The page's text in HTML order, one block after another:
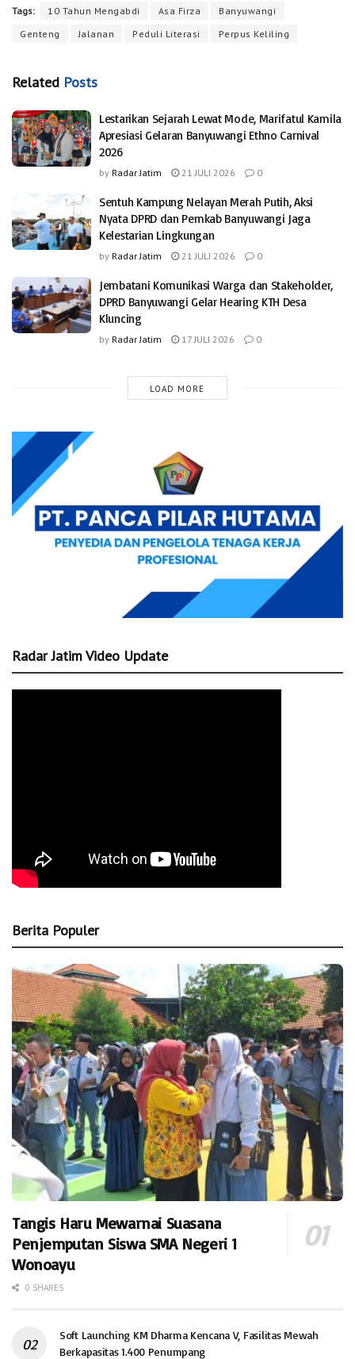
Tags: 10 Tahun Mengabdi Asa Firza
Banyuwangi
Genteng
Jalanan Peduli Literasi Perpus Keliling
Related Posts
Lestarikan Sejarah Lewat Mode, Marifatul Kamila
Apresiasi Gelaran Banyuwangi Ethno Carnival
2026
by Radar Jatim 21 JULI 2026 0
Sentuh Kampung Nelayan Merah Putih, Aksi
Nyata DPRD dan Pemkab Banyuwangi Jaga
Kelestarian Lingkungan
by Radar Jatim 21 JULI 2026 0
Jembatani Komunikasi Warga dan Stakeholder,
DPRD Banyuwangi Gelar Hearing KTH Desa
Kluncing
by Radar Jatim 17 JULI 2026 0
LOAD MORE
Radar Jatim Video Update
Berita Populer
Tangis Haru Mewarnai Suasana
Penjemputan Siswa SMA Negeri 1
Wonoayu
0 SHARES
Soft Launching KM Dharma Kencana V, Fasilitas Mewah
Berkapasitas 1.400 Penumpang